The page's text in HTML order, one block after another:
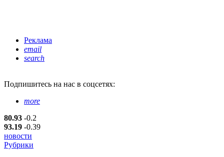
Реклама
email
search
Подпишитесь на нас в соцсетях:
more
80.93 -0.2
93.19 -0.39
новости
Рубрики